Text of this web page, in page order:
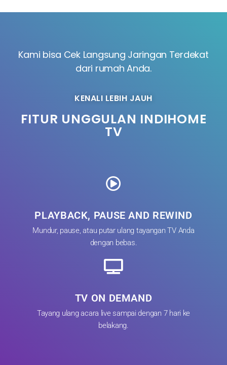
Kami bisa Cek Langsung Jaringan Terdekat
dari rumah Anda.
KENALI LEBIH JAUH
FITUR UNGGULAN INDIHOME
TV
PLAYBACK, PAUSE AND REWIND
Mundur, pause, atau putar ulang tayangan TV Anda
dengan bebas.
TV ON DEMAND
Tayang ulang acara live sampai dengan 7 hari ke
belakang.